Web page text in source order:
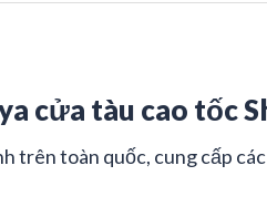
cửa tàu cao tốc
trên toàn quốc, cung cấp